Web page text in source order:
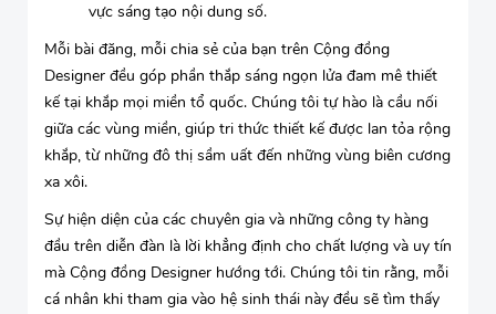
vực sáng tạo nội dung số.
Mỗi bài đăng, mỗi chia sẻ của bạn trên Cộng đồng
Designer đều góp phần thắp sáng ngọn lửa đam mê thiết
kế tại khắp mọi miền tổ quốc. Chúng tôi tự hào là cầu nối
giữa các vùng miền, giúp tri thức thiết kế được lan tỏa rộng
khắp, từ những đô thị sầm uất đến những vùng biên cương
xa xôi.
Sự hiện diện của các chuyên gia và những công ty hàng
đầu trên diễn đàn là lời khẳng định cho chất lượng và uy tín
mà Cộng đồng Designer hướng tới. Chúng tôi tin rằng, mỗi
cá nhân khi tham gia vào hệ sinh thái này đều sẽ tìm thấy